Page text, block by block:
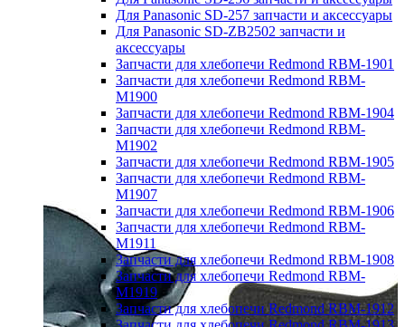
Для Panasonic SD-257 запчасти и аксессуары
Для Panasonic SD-ZB2502 запчасти и
аксессуары
Запчасти для хлебопечи Redmond RBM-1901
Запчасти для хлебопечи Redmond RBM-
M1900
Запчасти для хлебопечи Redmond RBM-1904
Запчасти для хлебопечи Redmond RBM-
M1902
Запчасти для хлебопечи Redmond RBM-1905
Запчасти для хлебопечи Redmond RBM-
M1907
Запчасти для хлебопечи Redmond RBM-1906
Запчасти для хлебопечи Redmond RBM-
M1911
Запчасти для хлебопечи Redmond RBM-1908
Запчасти для хлебопечи Redmond RBM-
M1919
Запчасти для хлебопечи Redmond RBM-1912